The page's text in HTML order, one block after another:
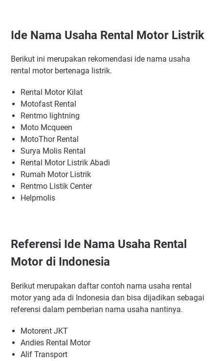
Ide Nama Usaha Rental Motor Listrik
Berikut ini merupakan rekomendasi ide nama usaha
rental motor bertenaga listrik.
Rental Motor Kilat
Motofast Rental
Rentmo lightning
Moto Mcqueen
MotoThor Rental
Surya Molis Rental
Rental Motor Listrik Abadi
Rumah Motor Listrik
Rentmo Listik Center
Helpmolis
Referensi Ide Nama Usaha Rental
Motor di Indonesia
Berikut merupakan daftar contoh nama usaha rental
motor yang ada di Indonesia dan bisa dijadikan sebagai
referensi dalam pemberian nama usaha nantinya.
Motorent JKT
Andies Rental Motor
Alif Transport